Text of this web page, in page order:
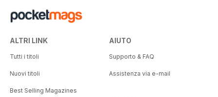
ALTRI LINK
Tutti i titoli
Nuovi titoli
Best Selling Magazines
AIUTO
Supporto & FAQ
Assistenza via e-mail